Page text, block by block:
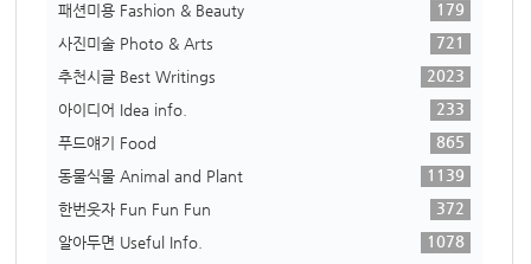
패션미용 Fashion & Beauty
179
사진미술 Photo & Arts
721
추천시글 Best Writings
2023
아이디어 Idea info.
233
푸드얘기 Food
865
동물식물 Animal and Plant
1139
한번웃자 Fun Fun Fun
372
알아두면 Useful Info.
1078